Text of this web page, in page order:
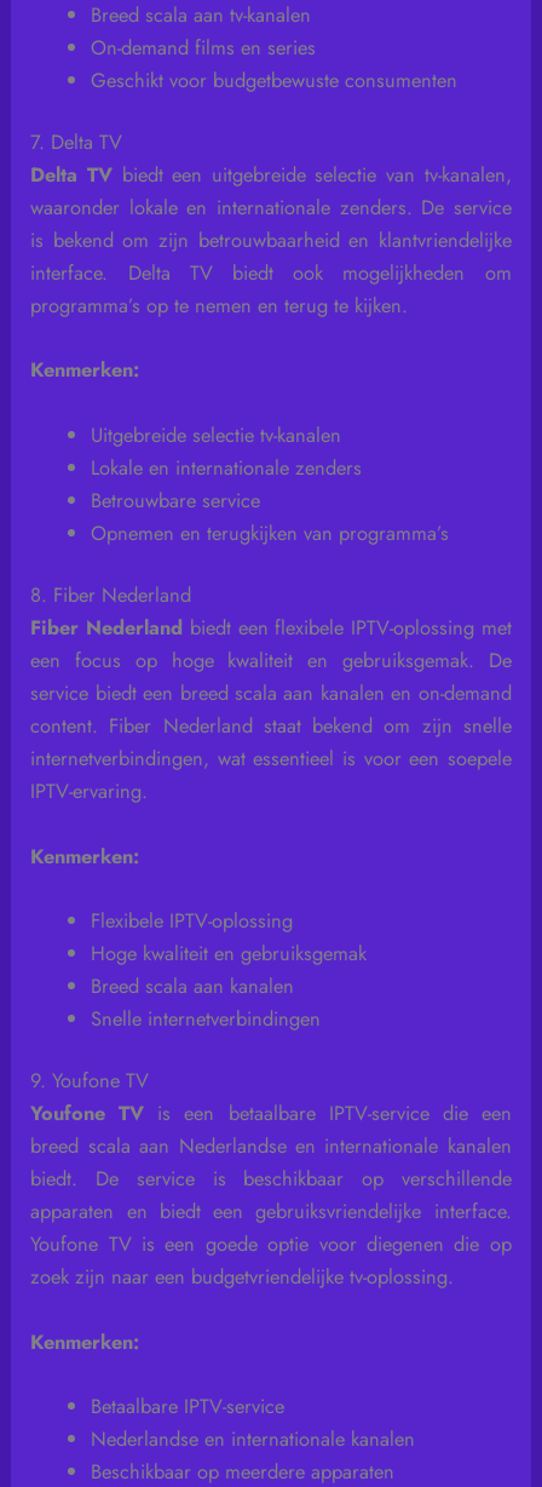
Breed scala aan tv-kanalen
On-demand films en series
Geschikt voor budgetbewuste consumenten
7. Delta TV
Delta TVbiedt een uitgebreide selectie van tv-kanalen,
waaronder lokale en internationale zenders. De service
is bekend om zijn betrouwbaarheid en klantvriendelijke
interface. Delta TV biedt ook mogelijkheden om
programma’s op te nemen en terug te kijken.
Kenmerken:
Uitgebreide selectie tv-kanalen
Lokale en internationale zenders
Betrouwbare service
Opnemen en terugkijken van programma’s
8. Fiber Nederland
Fiber Nederland biedt een flexibele IPTV-oplossing met
een focus op hoge kwaliteit en gebruiksgemak. De
service biedt een breed scala aan kanalen en on-demand
content. Fiber Nederland staat bekend om zijn snelle
internetverbindingen, wat essentieel is voor een soepele
IPTV-ervaring.
Kenmerken:
Flexibele IPTV-oplossing
Hoge kwaliteit en gebruiksgemak
Breed scala aan kanalen
Snelle internetverbindingen
9. Youfone TV
Youfone TV is een betaalbare IPTV-service die een
breed scala aan Nederlandse en internationale kanalen
biedt. De service is beschikbaar op verschillende
apparaten en biedt een gebruiksvriendelijke interface.
Youfone TV is een goede optie voor diegenen die op
zoek zijn naar een budgetvriendelijke tv-oplossing.
Kenmerken:
Betaalbare IPTV-service
Nederlandse en internationale kanalen
Beschikbaar op meerdere apparaten